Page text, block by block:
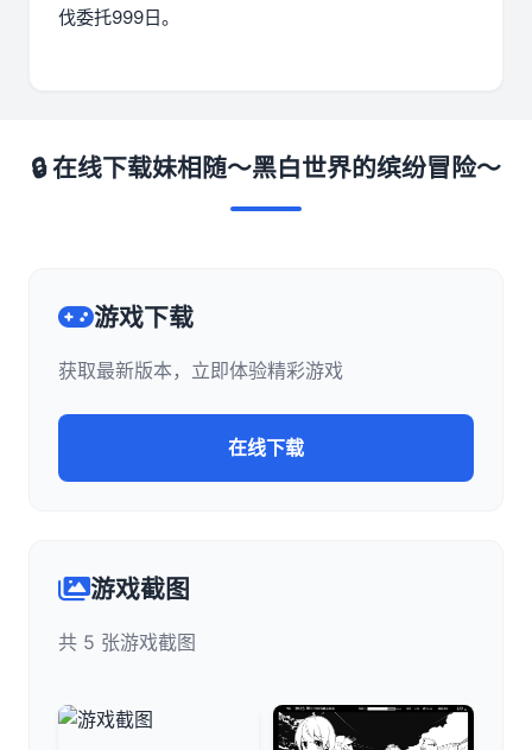
伐委托999日。
🔒 在线下载妹相随～黑白世界的缤纷冒险～
游戏下载
获取最新版本，立即体验精彩游戏
在线下载
游戏截图
共 5 张游戏截图